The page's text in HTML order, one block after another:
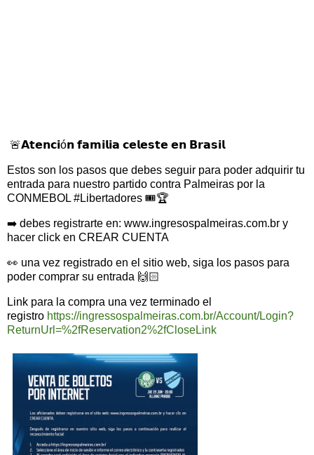
🚨𝗔𝘁𝗲𝗻𝗰𝗶ó𝗻 𝗳𝗮𝗺𝗶𝗹𝗶𝗮 𝗰𝗲𝗹𝗲𝘀𝘁𝗲 𝗲𝗻 𝗕𝗿𝗮𝘀𝗶𝗹
Estos son los pasos que debes seguir para poder adquirir tu
entrada para nuestro partido contra Palmeiras por la
CONMEBOL #Libertadores 🎟️🏆
➡️ debes registrarte en: www.ingresospalmeiras.com.br y
hacer click en CREAR CUENTA
👀 una vez registrado en el sitio web, siga los pasos para
poder comprar su entrada 🙌🏻
Link para la compra una vez terminado el
registro https://ingressospalmeiras.com.br/Account/Login?
ReturnUrl=%2fReservation2%2fCloseLink